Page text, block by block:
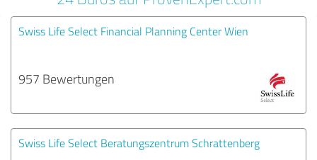
Swiss Life Select Financial Planning Center Wien
957 Bewertungen
Swiss Life Select Beratungszentrum Schrattenberg